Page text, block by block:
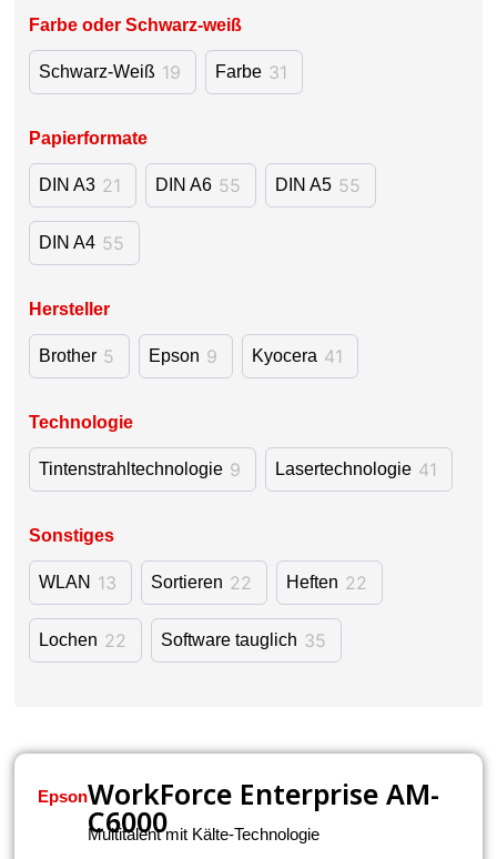
Farbe oder Schwarz-weiß
Schwarz-Weiß 19 Farbe 31
Papierformate
DIN A3 21 DIN A6 55 DIN A5 55
DIN A4 55
Hersteller
Brother 5 Epson 9 Kyocera 41
Technologie
Tintenstrahltechnologie 9 Lasertechnologie 41
Sonstiges
WLAN 13 Sortieren 22 Heften 22
Lochen 22 Software tauglich 35
EpsonWorkForce Enterprise AM-
C6000
Multitalent mit Kälte-Technologie